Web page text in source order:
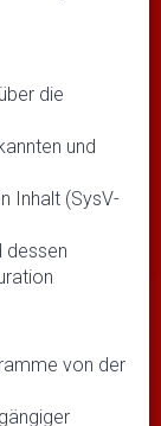
die
und
Inhalt (SysV-
dessen
von der